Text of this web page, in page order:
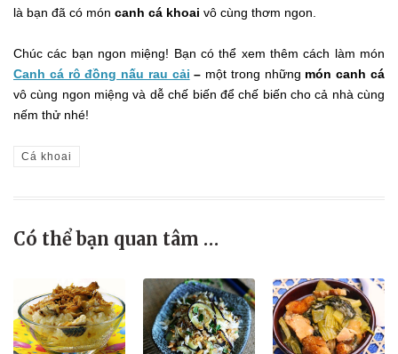
là bạn đã có món canh cá khoai vô cùng thơm ngon.
Chúc các bạn ngon miệng! Bạn có thể xem thêm cách làm món
Canh cá rô đồng nấu rau cải – một trong những món canh cá
vô cùng ngon miệng và dễ chế biến để chế biến cho cả nhà cùng
nếm thử nhé!
Cá khoai
Có thể bạn quan tâm …